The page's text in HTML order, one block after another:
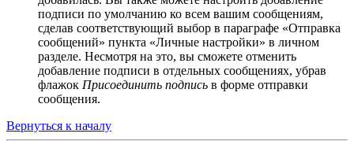
подписи по умолчанию ко всем вашим сообщениям,
сделав соответствующий выбор в параграфе «Отправка
сообщений» пункта «Личные настройки» в личном
разделе. Несмотря на это, вы сможете отменить
добавление подписи в отдельных сообщениях, убрав
флажок Присоединить подпись в форме отправки
сообщения.
Вернуться к началу